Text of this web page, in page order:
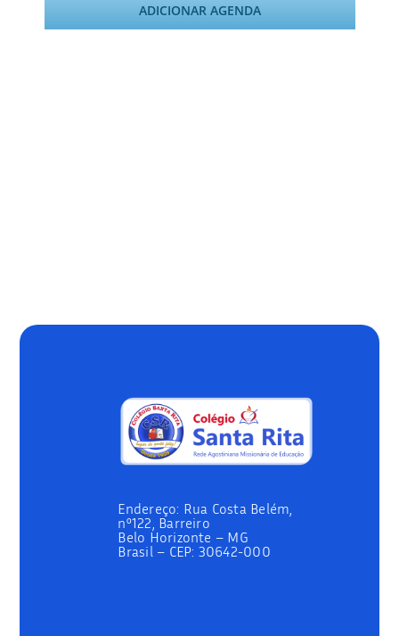
ADICIONAR AGENDA
Endereço: Rua Costa Belém,
nº122, Barreiro
Belo Horizonte – MG
Brasil – CEP: 30642-000